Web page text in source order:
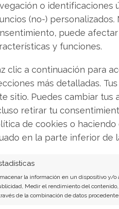
o identificaciones
(no-)
puede
y funciones.
clic a continuación para
más detalladas.
sitio. Puedes cambiar tus
retirar tu
de cookies o
en la parte inferior de
la información en un dispositivo y/
Medir el rendimiento del
de la combinación de datos
datos como
se mantiene como el
apuntan a un robusto
las altamente rentables
que se acelere
la demanda sostenida
corporaciones y
es si AMD podrá
rally. La
either impulsar la acción
el optimismo.